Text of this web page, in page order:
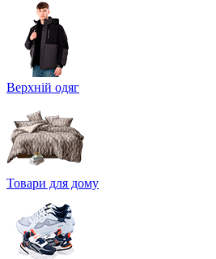
Верхній одяг
Товари для дому